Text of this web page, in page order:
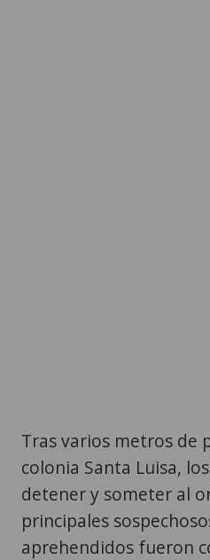
Tras varios metros de
colonia Santa Luisa,
detener y someter al
principales
aprehendidos fueron